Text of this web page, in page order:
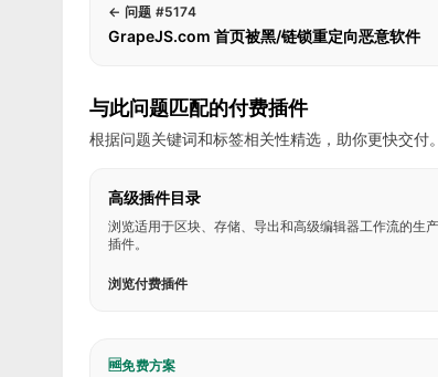
← 问题 #5174
GrapeJS.com 首页被黑/链锁重定向恶意软件
与此问题匹配的付费插件
根据问题关键词和标签相关性精选，助你更快交付。
高级插件目录
浏览适用于区块、存储、导出和高级编辑器工作流的生
插件。
浏览付费插件
🆓免费方案